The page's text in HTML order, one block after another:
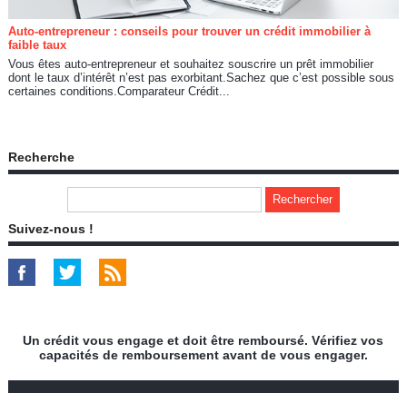
Auto-entrepreneur : conseils pour trouver un crédit immobilier à
faible taux
Vous êtes auto-entrepreneur et souhaitez souscrire un prêt immobilier
dont le taux d’intérêt n’est pas exorbitant.Sachez que c’est possible sous
certaines conditions.Comparateur Crédit...
Recherche
Suivez-nous !
Un crédit vous engage et doit être remboursé. Vérifiez vos
capacités de remboursement avant de vous engager.